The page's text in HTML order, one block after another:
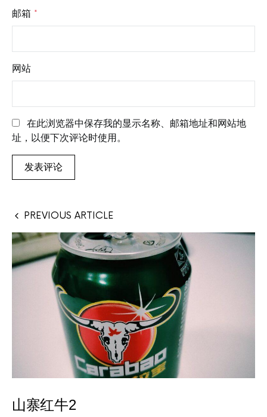
邮箱 *
网站
在此浏览器中保存我的显示名称、邮箱地址和网站地
址，以便下次评论时使用。
PREVIOUS ARTICLE
山寨红牛2